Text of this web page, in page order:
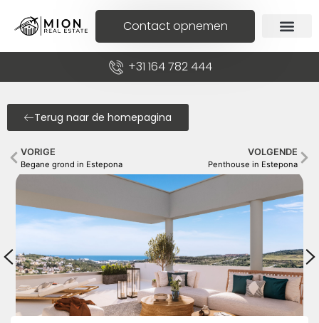
Contact opnemen
+31 164 782 444
Terug naar de homepagina
VORIGE
Begane grond in Estepona
VOLGENDE
Penthouse in Estepona